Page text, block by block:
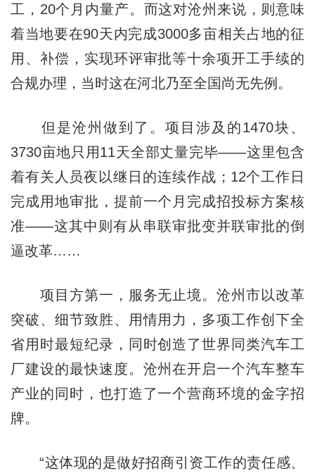
工，20个月内量产。而这对沧州来说，则意味
着当地要在90天内完成3000多亩相关占地的征
用、补偿，实现环评审批等十余项开工手续的
合规办理，当时这在河北乃至全国尚无先例。
但是沧州做到了。项目涉及的1470块、
3730亩地只用11天全部丈量完毕——这里包含
着有关人员夜以继日的连续作战；12个工作日
完成用地审批，提前一个月完成招投标方案核
准——这其中则有从串联审批变并联审批的倒
逼改革……
项目方第一，服务无止境。沧州市以改革
突破、细节致胜、用情用力，多项工作创下全
省用时最短纪录，同时创造了世界同类汽车工
厂建设的最快速度。沧州在开启一个汽车整车
产业的同时，也打造了一个营商环境的金字招
牌。
“这体现的是做好招商引资工作的责任感、